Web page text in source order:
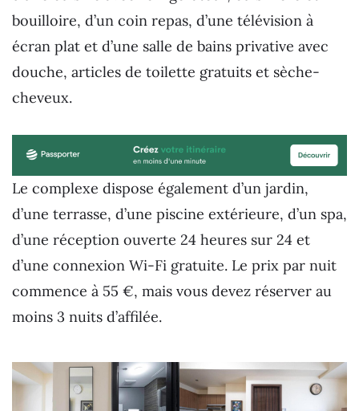
bouilloire, d’un coin repas, d’une télévision à
écran plat et d’une salle de bains privative avec
douche, articles de toilette gratuits et sèche-
cheveux.
Le complexe dispose également d’un jardin,
d’une terrasse, d’une piscine extérieure, d’un spa,
d’une réception ouverte 24 heures sur 24 et
d’une connexion Wi-Fi gratuite. Le prix par nuit
commence à 55 €, mais vous devez réserver au
moins 3 nuits d’affilée.